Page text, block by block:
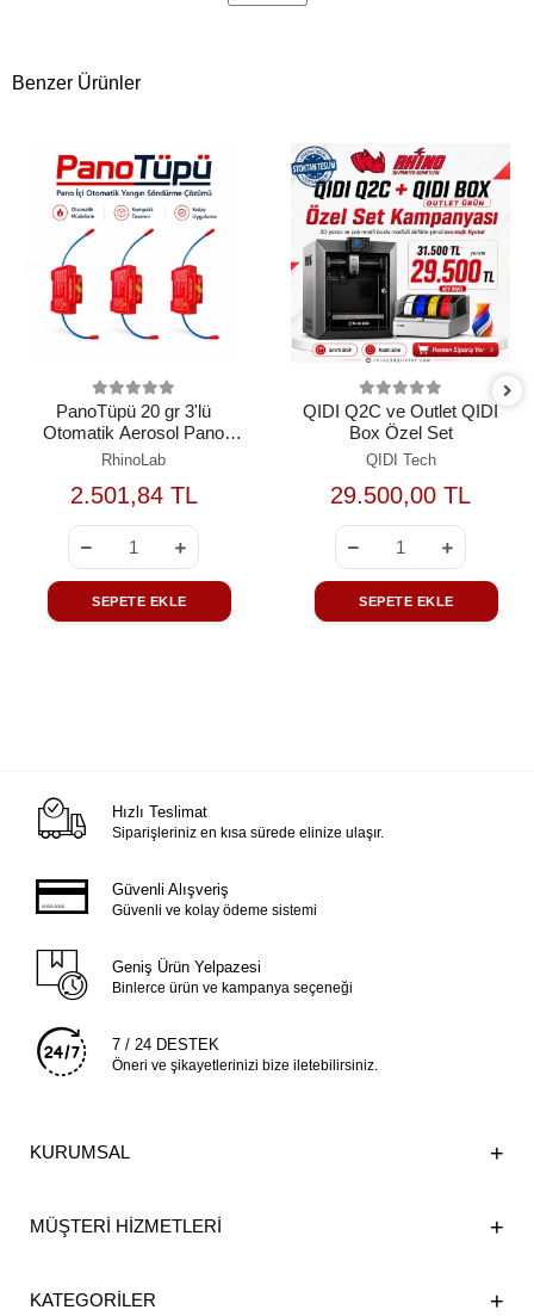
Benzer Ürünler
PanoTüpü 20 gr 3'lü
Otomatik Aerosol Pano
Yangın Söndürme Seti
RhinoLab
2.501,84 TL
SEPETE EKLE
QIDI Q2C ve Outlet QIDI
Box Özel Set
QIDI Tech
29.500,00 TL
SEPETE EKLE
Hızlı Teslimat
Siparişleriniz en kısa sürede elinize ulaşır.
Güvenli Alışveriş
Güvenli ve kolay ödeme sistemi
Geniş Ürün Yelpazesi
Binlerce ürün ve kampanya seçeneği
7 / 24 DESTEK
Öneri ve şikayetlerinizi bize iletebilirsiniz.
KURUMSAL
MÜŞTERİ HİZMETLERİ
KATEGORİLER